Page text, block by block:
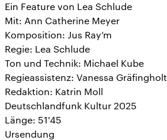
Ein Feature von Lea Schlude
Mit: Ann Catherine Meyer
Komposition: Jus Ray’m
Regie: Lea Schlude
Ton und Technik: Michael Kube
Regieassistenz: Vanessa Gräfingholt
Redaktion: Katrin Moll
Deutschlandfunk Kultur 2025
Länge: 51'45
Ursendung